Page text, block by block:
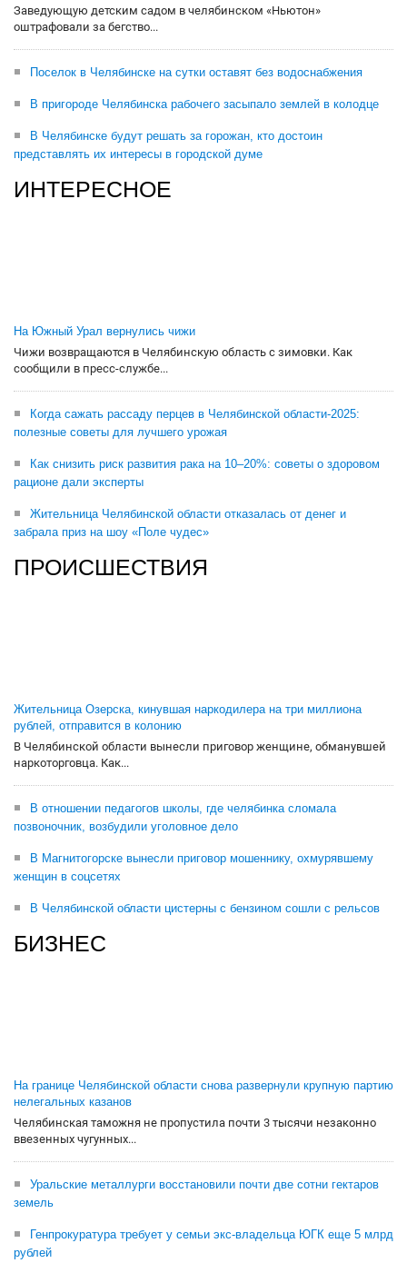
Заведующую детским садом в челябинском «Ньютон»
оштрафовали за бегство...
Поселок в Челябинске на сутки оставят без водоснабжения
В пригороде Челябинска рабочего засыпало землей в колодце
В Челябинске будут решать за горожан, кто достоин
представлять их интересы в городской думе
ИНТЕРЕСНОЕ
На Южный Урал вернулись чижи
Чижи возвращаются в Челябинскую область с зимовки. Как
сообщили в пресс-службе...
Когда сажать рассаду перцев в Челябинской области-2025:
полезные советы для лучшего урожая
Как снизить риск развития рака на 10–20%: советы о здоровом
рационе дали эксперты
Жительница Челябинской области отказалась от денег и
забрала приз на шоу «Поле чудес»
ПРОИСШЕСТВИЯ
Жительница Озерска, кинувшая наркодилера на три миллиона
рублей, отправится в колонию
В Челябинской области вынесли приговор женщине, обманувшей
наркоторговца. Как...
В отношении педагогов школы, где челябинка сломала
позвоночник, возбудили уголовное дело
В Магнитогорске вынесли приговор мошеннику, охмурявшему
женщин в соцсетях
В Челябинской области цистерны с бензином сошли с рельсов
БИЗНЕС
На границе Челябинской области снова развернули крупную партию
нелегальных казанов
Челябинская таможня не пропустила почти 3 тысячи незаконно
ввезенных чугунных...
Уральские металлурги восстановили почти две сотни гектаров
земель
Генпрокуратура требует у семьи экс-владельца ЮГК еще 5 млрд
рублей